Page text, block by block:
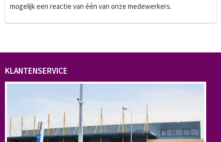
mogelijk een reactie van één van onze medewerkers.
KLANTENSERVICE